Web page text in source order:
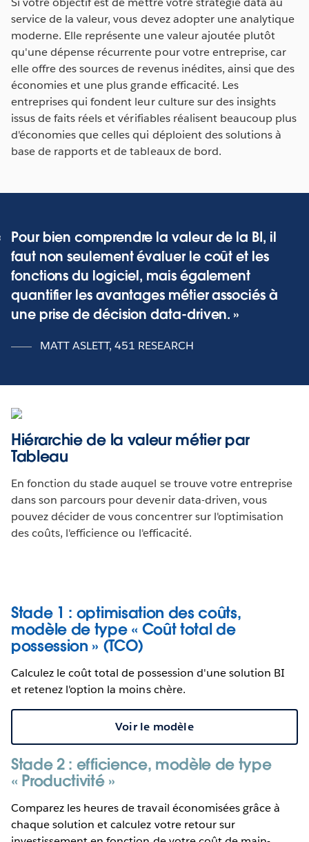
service de la valeur, vous devez adopter une analytique
moderne. Elle représente une valeur ajoutée plutôt
qu'une dépense récurrente pour votre entreprise, car
elle offre des sources de revenus inédites, ainsi que des
économies et une plus grande efficacité. Les
entreprises qui fondent leur culture sur des insights
issus de faits réels et vérifiables réalisent beaucoup plus
d'économies que celles qui déploient des solutions à
base de rapports et de tableaux de bord.
Pour bien comprendre la valeur de la BI, il
faut non seulement évaluer le coût et les
fonctions du logiciel, mais également
quantifier les avantages métier associés à
une prise de décision data-driven.
MATT ASLETT, 451 RESEARCH
Hiérarchie de la valeur métier par
Tableau
En fonction du stade auquel se trouve votre entreprise
dans son parcours pour devenir data-driven, vous
pouvez décider de vous concentrer sur l'optimisation
des coûts, l'efficience ou l'efficacité.
Stade 1 : optimisation des coûts,
modèle de type « Coût total de
possession » (TCO)
Calculez le coût total de possession d'une solution BI
et retenez l'option la moins chère.
Voir le modèle
Stade 2 : efficience, modèle de type
« Productivité »
Comparez les heures de travail économisées grâce à
chaque solution et calculez votre retour sur